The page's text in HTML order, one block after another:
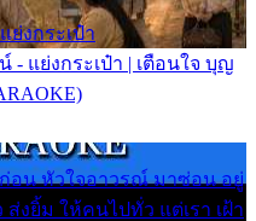
ย่งกระเป๋า
- แย่งกระเป๋า | เตือนใจ บุญ
ก่อน หัวใจอาวรณ์ มาซ่อน อยู่
งยิ้ม ให้คนไปทั่ว แต่เรา เฝ้า